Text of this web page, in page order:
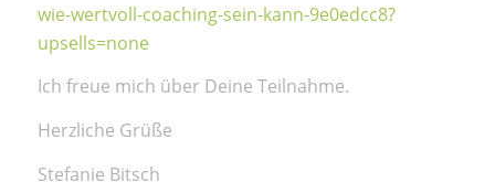
wie-wertvoll-coaching-sein-kann-9e0edcc8?
upsells=none
Ich freue mich über Deine Teilnahme.
Herzliche Grüße
Stefanie Bitsch